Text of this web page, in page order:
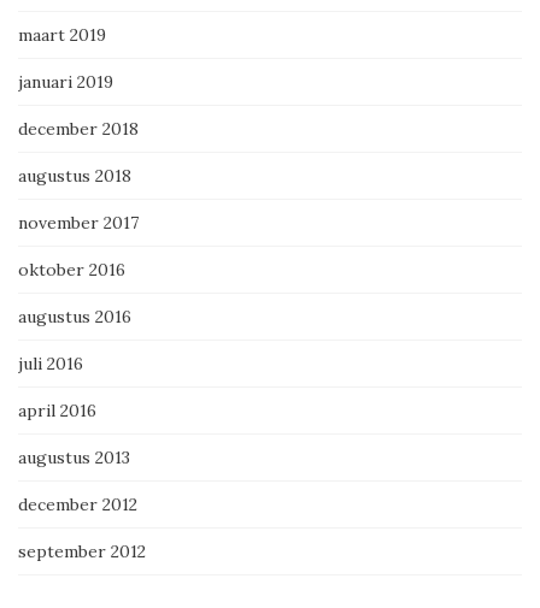
maart 2019
januari 2019
december 2018
augustus 2018
november 2017
oktober 2016
augustus 2016
juli 2016
april 2016
augustus 2013
december 2012
september 2012